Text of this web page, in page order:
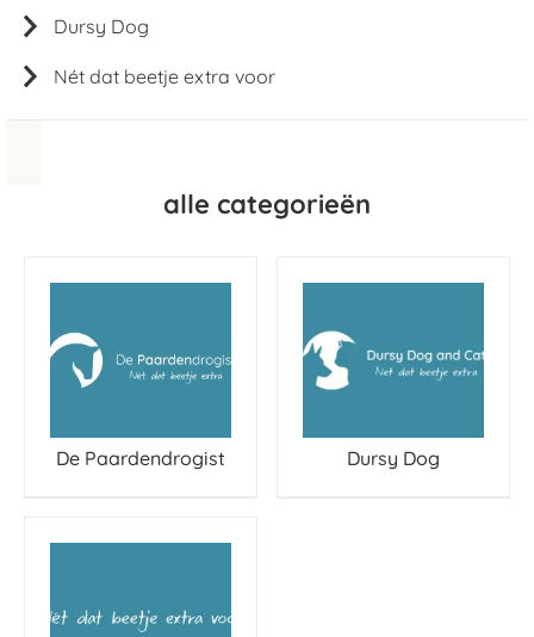
alle categorieën
De Paardendrogist Dursy Dog
Dursy Dog
Nét dat beetje extra voor